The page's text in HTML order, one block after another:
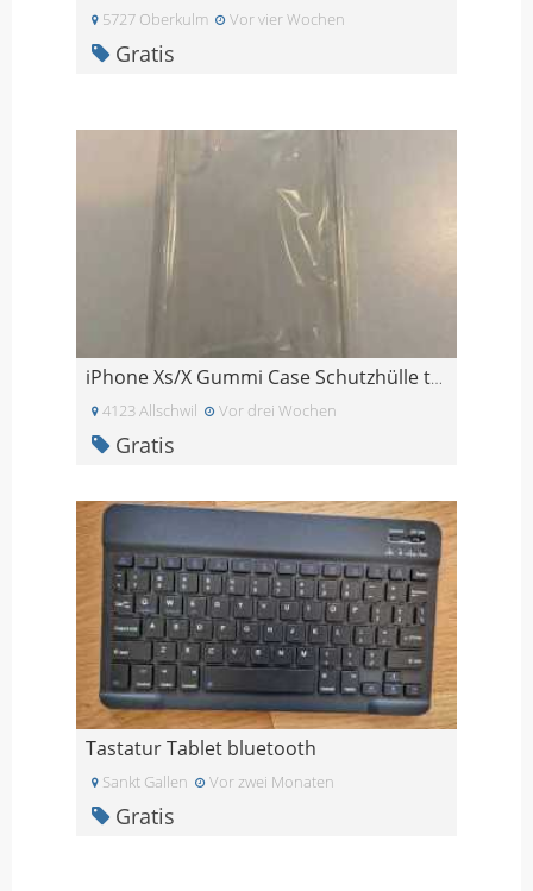
5727 Oberkulm Vor vier Wochen
Gratis
iPhone Xs/X Gummi Case Schutzhülle transparent
4123 Allschwil Vor drei Wochen
Gratis
Tastatur Tablet bluetooth
Sankt Gallen Vor zwei Monaten
Gratis